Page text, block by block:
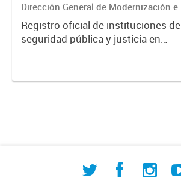
Dirección General de Modernización e
Investigación Territorial
Registro oficial de instituciones de
seguridad pública y justicia en
destacamentos de bomberos